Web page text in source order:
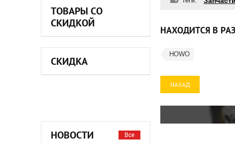
ТОВАРЫ СО
СКИДКОЙ
СКИДКА
НОВОСТИ Все
НАХОДИТСЯ В
HOWO
НАЗАД